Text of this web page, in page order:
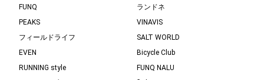
FUNQ
ランドネ
PEAKS
VINAVIS
フィールドライフ
SALT WORLD
EVEN
Bicycle Club
RUNNING style
FUNQ NALU